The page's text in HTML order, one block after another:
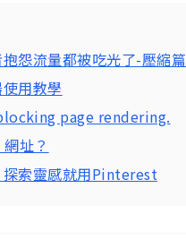
怨流量都被吃光了-壓縮篇
用教學
page rendering.
址？
索靈感就用Pinterest